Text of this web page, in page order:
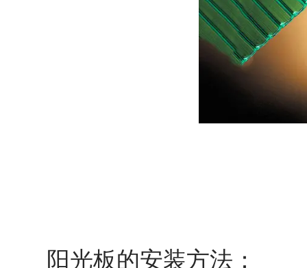
阳光板的安装方法：